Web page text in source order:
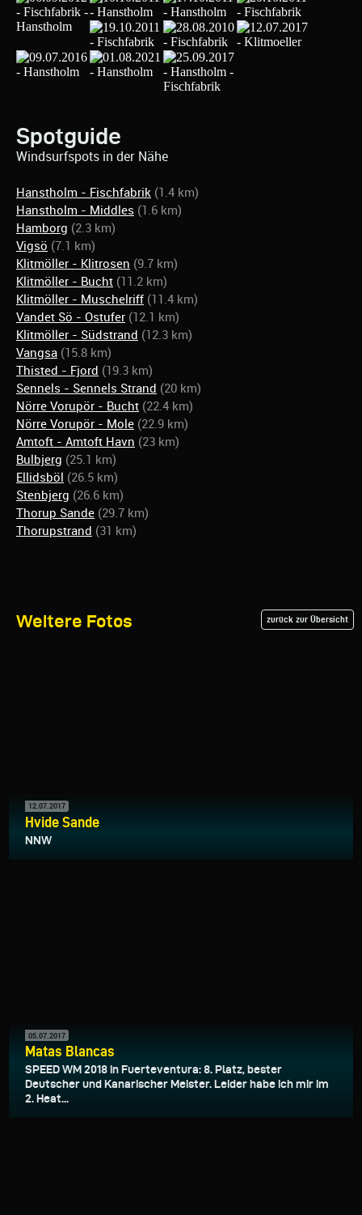
Spotguide
Windsurfspots in der Nähe
Hanstholm - Fischfabrik (1.4 km)
Hanstholm - Middles (1.6 km)
Hamborg (2.3 km)
Vigsö (7.1 km)
Klitmöller - Klitrosen (9.7 km)
Klitmöller - Bucht (11.2 km)
Klitmöller - Muschelriff (11.4 km)
Vandet Sö - Ostufer (12.1 km)
Klitmöller - Südstrand (12.3 km)
Vangsa (15.8 km)
Thisted - Fjord (19.3 km)
Sennels - Sennels Strand (20 km)
Nörre Vorupör - Bucht (22.4 km)
Nörre Vorupör - Mole (22.9 km)
Amtoft - Amtoft Havn (23 km)
Bulbjerg (25.1 km)
Ellidsböl (26.5 km)
Stenbjerg (26.6 km)
Thorup Sande (29.7 km)
Thorupstrand (31 km)
Weitere Fotos zurück zur Übersicht
12.07.2017
Hvide Sande
NNW
05.07.2017
Matas Blancas
SPEED WM 2018 in Fuerteventura: 8. Platz, bester
Deutscher und Kanarischer Meister. Leider habe ich mir im
2. Heat...